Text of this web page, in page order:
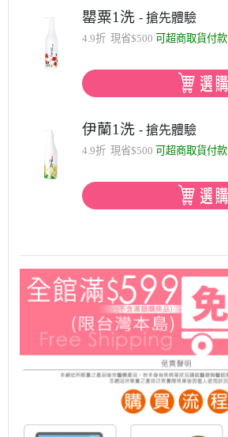
罌粟1洗 - 搶先體驗
4.9折 現省$500 可超商取貨付款
伊蘭1洗 - 搶先體驗
4.9折 現省$500 可超商取貨付款